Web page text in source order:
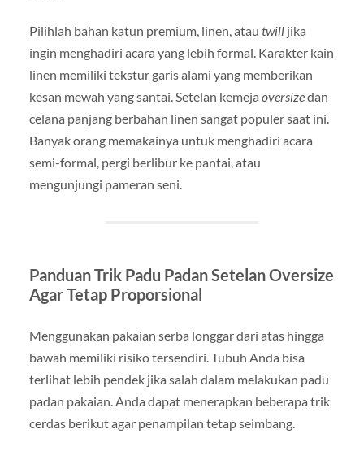
Pilihlah bahan katun premium, linen, atau twilljika
ingin menghadiri acara yang lebih formal. Karakter kain
linen memiliki tekstur garis alami yang memberikan
kesan mewah yang santai. Setelan kemeja oversizedan
celana panjang berbahan linen sangat populer saat ini.
Banyak orang memakainya untuk menghadiri acara
semi-formal, pergi berlibur ke pantai, atau
mengunjungi pameran seni.
Panduan Trik Padu Padan Setelan Oversize
Agar Tetap Proporsional
Menggunakan pakaian serba longgar dari atas hingga
bawah memiliki risiko tersendiri. Tubuh Anda bisa
terlihat lebih pendek jika salah dalam melakukan padu
padan pakaian. Anda dapat menerapkan beberapa trik
cerdas berikut agar penampilan tetap seimbang.